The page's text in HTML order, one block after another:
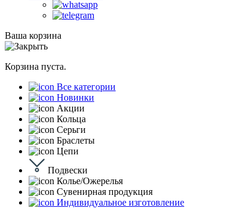
Ваша корзина
Корзина пуста.
Все категории
Новинки
Акции
Кольца
Серьги
Браслеты
Цепи
Подвески
Колье/Ожерелья
Сувенирная продукция
Индивидуальное изготовление